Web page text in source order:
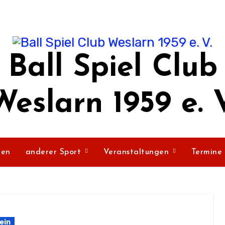
Ball Spiel Club
1959 e.
anderer Sport Veranstaltungen Termine